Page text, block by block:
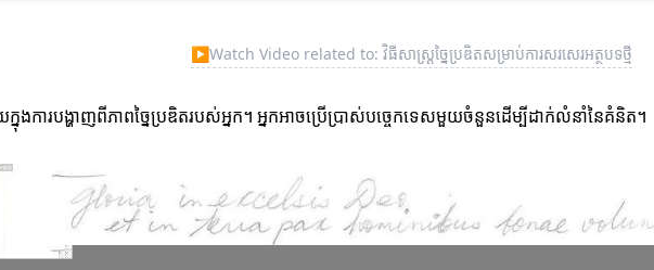
▶Watch Video related to: វិធីសាស្ត្រច្នៃប្រឌិតសម្រាប់ការសរសេរ​អត្ថបទថ្មី
ក្នុងការបង្ហាញពីភាពច្នៃប្រឌិតរបស់អ្នក។ អ្នកអាចប្រើប្រាស់បច្ចេកទេសមួយចំនួនដើម្បីដាក់លំនាំនៃគំនិត។